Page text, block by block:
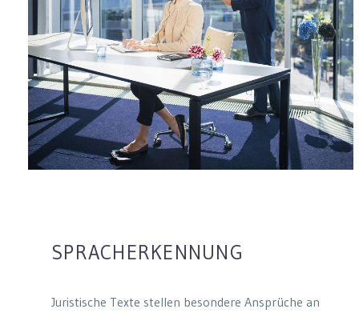
SPRACHERKENNUNG
Juristische Texte stellen besondere Ansprüche an